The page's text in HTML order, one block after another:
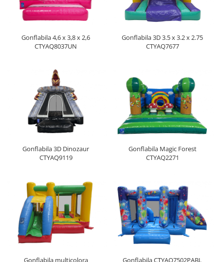
Gonflabila 4,6 x 3,8 x 2,6
CTYAQ8037UN
Gonflabila 3D 3.5 x 3.2 x 2.75
CTYAQ7677
Gonflabila 3D Dinozaur
CTYAQ9119
Gonflabila Magic Forest
CTYAQ2271
Gonflabila multicolora
Gonflabila CTYAQ7502PABL